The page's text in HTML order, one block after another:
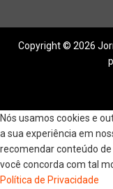
Copyright © 2026
Nós usamos cookies e
a sua experiência em
recomendar conteúdo
você concorda com tal
Política de Privacidade